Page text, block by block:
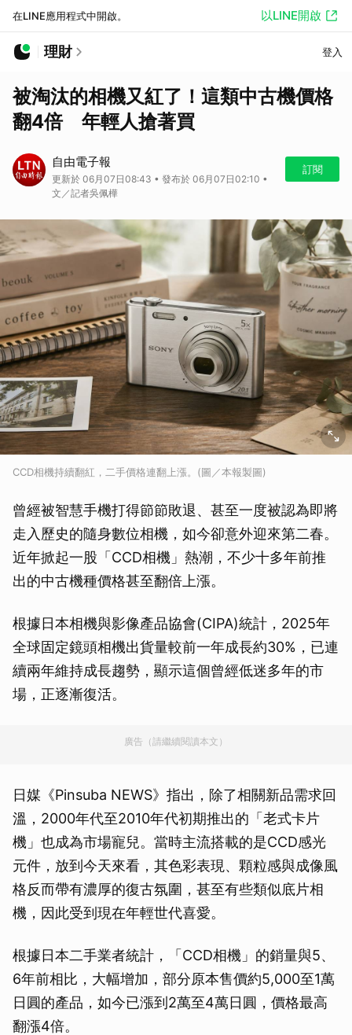
在LINE應用程式中開啟。 以LINE開啟
理財 登入
被淘汰的相機又紅了！這類中古機價格
翻4倍 年輕人搶著買
自由電子報
更新於 06月07日08:43 • 發布於 06月07日02:10 •
文／記者吳佩樺
訂閱
CCD相機持續翻紅，二手價格連翻上漲。(圖／本報製圖)
曾經被智慧手機打得節節敗退、甚至一度被認為即將
走入歷史的隨身數位相機，如今卻意外迎來第二春。
近年掀起一股「CCD相機」熱潮，不少十多年前推
出的中古機種價格甚至翻倍上漲。
根據日本相機與影像產品協會(CIPA)統計，2025年
全球固定鏡頭相機出貨量較前一年成長約30%，已連
續兩年維持成長趨勢，顯示這個曾經低迷多年的市
場，正逐漸復活。
廣告（請繼續閱讀本文）
日媒《Pinsuba NEWS》指出，除了相關新品需求回
溫，2000年代至2010年代初期推出的「老式卡片
機」也成為市場寵兒。當時主流搭載的是CCD感光
元件，放到今天來看，其色彩表現、顆粒感與成像風
格反而帶有濃厚的復古氛圍，甚至有些類似底片相
機，因此受到現在年輕世代喜愛。
根據日本二手業者統計，「CCD相機」的銷量與5、
6年前相比，大幅增加，部分原本售價約5,000至1萬
日圓的產品，如今已漲到2萬至4萬日圓，價格最高
翻漲4倍。